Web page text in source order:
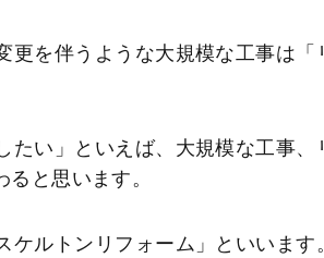
更を伴うような大規模な工事は「
たい」といえば、大規模な工事、
と思います。
ケルトンリフォーム」といいます